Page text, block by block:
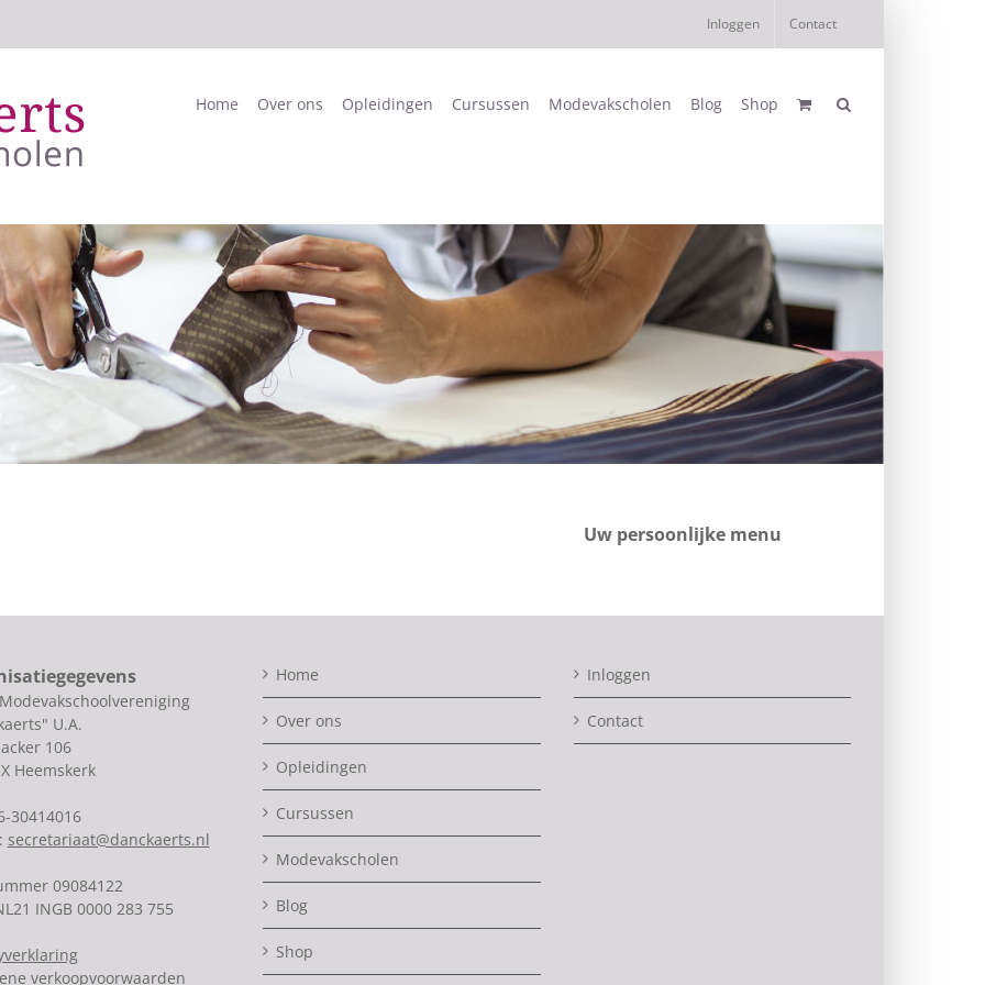
Inloggen Contact
Home Over ons Opleidingen Cursussen Modevakscholen Blog Shop
Uw persoonlijke menu
U.A.
106
Heemskerk
30414016
secretariaat@danckaerts.nl
09084122
INGB 0000 283 755
verkoopvoorwaarden
Home
Over ons
Opleidingen
Cursussen
Modevakscholen
Blog
Shop
Inloggen
Contact